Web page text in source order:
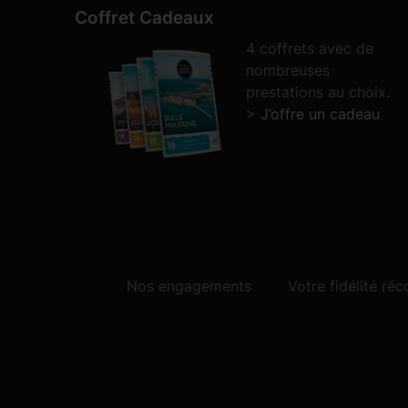
Coffret Cadeaux
4 coffrets avec de
nombreuses
prestations au choix.
> J’offre un cadeau
Nos engagements Votre fidélité